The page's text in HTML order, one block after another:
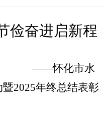
俭奋进启新程
市水
2025年终总结表彰